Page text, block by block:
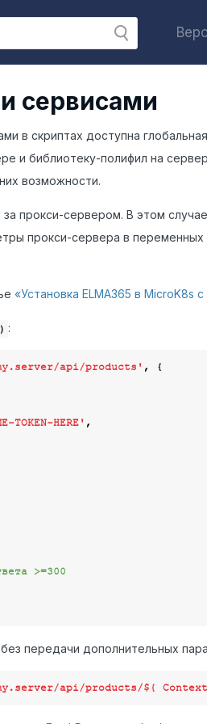
сервисами
в скриптах доступна
и библиотеку-полифил на
возможности.
прокси-сервером. В этом
прокси-сервера в переменных
«Установка ELMA365 в MicroK8s
:
api/products' , {
TOKEN-HERE' ,
>=300
передачи дополнительных
api/products/${